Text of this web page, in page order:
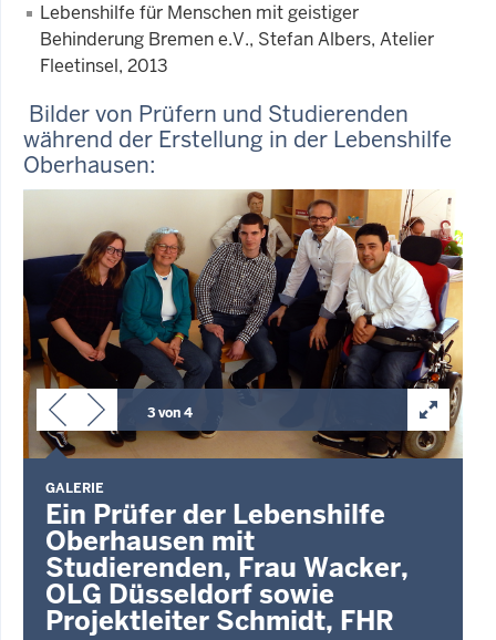
Lebenshilfe für Menschen mit geistiger
Behinderung Bremen e.V., Stefan Albers, Atelier
Fleetinsel, 2013
Bilder von Prüfern und Studierenden
während der Erstellung in der Lebenshilfe
Oberhausen:
3 von 4
GALERIE
Ein Prüfer der Lebenshilfe
Oberhausen mit
Studierenden, Frau Wacker,
OLG Düsseldorf sowie
Projektleiter Schmidt, FHR